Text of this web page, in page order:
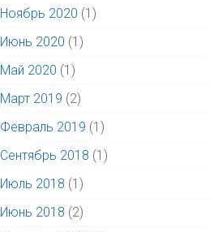
Ноябрь 2020 (1)
Июнь 2020 (1)
Май 2020 (1)
Март 2019 (2)
Февраль 2019 (1)
Сентябрь 2018 (1)
Июль 2018 (1)
Июнь 2018 (2)